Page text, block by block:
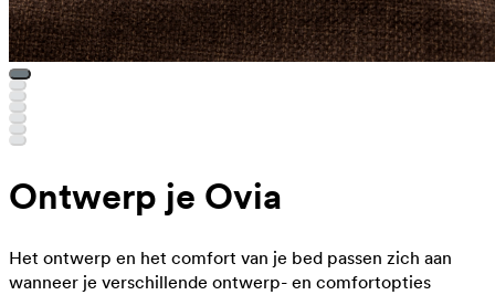
Ontwerp je Ovia
Het ontwerp en het comfort van je bed passen zich aan
wanneer je verschillende ontwerp- en comfortopties